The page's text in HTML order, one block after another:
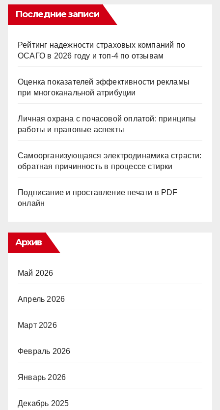
Последние записи
Рейтинг надежности страховых компаний по
ОСАГО в 2026 году и топ-4 по отзывам
Оценка показателей эффективности рекламы
при многоканальной атрибуции
Личная охрана с почасовой оплатой: принципы
работы и правовые аспекты
Самоорганизующаяся электродинамика страсти:
обратная причинность в процессе стирки
Подписание и проставление печати в PDF
онлайн
Архив
Май 2026
Апрель 2026
Март 2026
Февраль 2026
Январь 2026
Декабрь 2025